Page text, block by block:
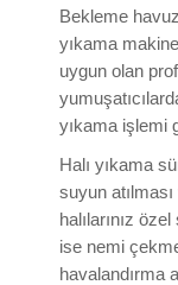
Bekleme
yıkama
uygun olan
yıkama işlemi
Halı yıkama
suyun
halılarınız
ise nemi
havalandırma